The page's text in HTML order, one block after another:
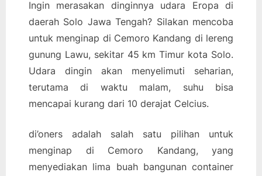
Cemoro
Kandang
Ingin merasakan dinginnya udara Eropa di
daerah Solo Jawa Tengah? Silakan mencoba
untuk menginap di Cemoro Kandang di lereng
gunung Lawu, sekitar 45 km Timur kota Solo.
Udara dingin akan menyelimuti seharian,
terutama di waktu malam, suhu bisa
mencapai kurang dari 10 derajat Celcius.
di’oners adalah salah satu pilihan untuk
menginap di Cemoro Kandang, yang
menyediakan lima buah bangunan container